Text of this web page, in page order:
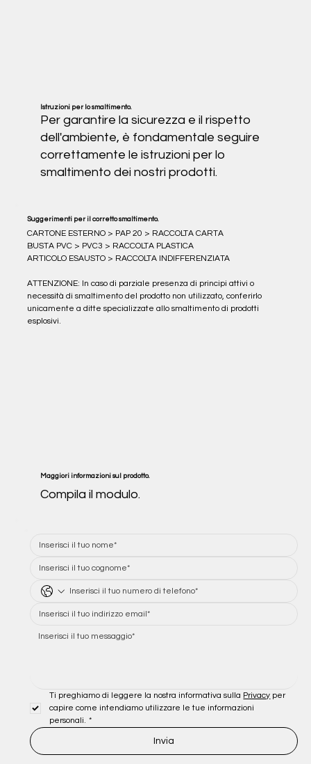
Istruzioni per lo smaltimento.
Per garantire la sicurezza e il rispetto
dell'ambiente, è fondamentale seguire
correttamente le istruzioni per lo
smaltimento dei nostri prodotti.
Suggerimenti per il corretto smaltimento.
CARTONE ESTERNO > PAP 20 > RACCOLTA CARTA
BUSTA PVC > PVC3 > RACCOLTA PLASTICA
ARTICOLO ESAUSTO > RACCOLTA INDIFFERENZIATA
ATTENZIONE: In caso di parziale presenza di principi attivi o
necessità di smaltimento del prodotto non utilizzato, conferirlo
unicamente a ditte specializzate allo smaltimento di prodotti
esplosivi.
Maggiori informazioni sul prodotto.
Compila il modulo.
Ti preghiamo di leggere la nostra informativa sulla Privacy per
capire come intendiamo utilizzare le tue informazioni
personali. *
Invia